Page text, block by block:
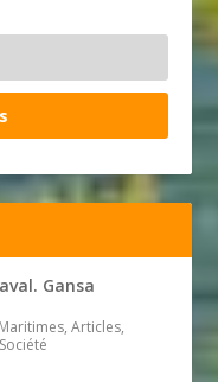
Gansa
Articles,